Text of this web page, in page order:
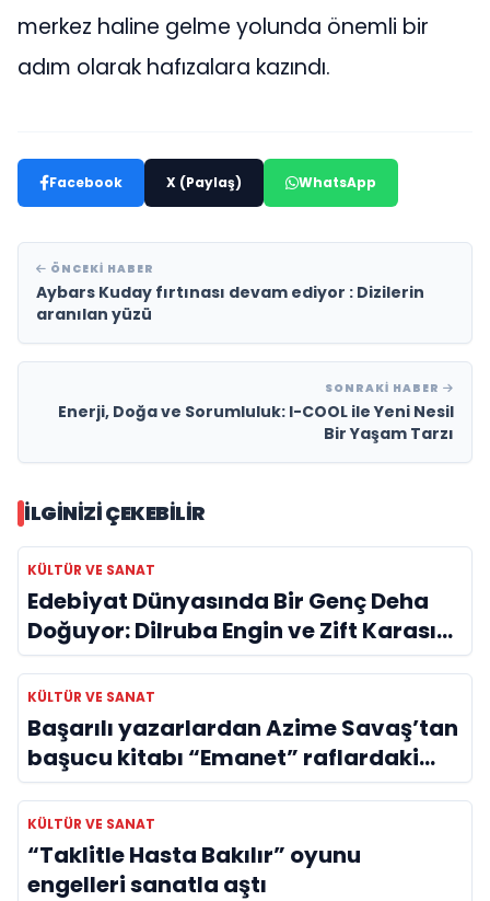
merkez haline gelme yolunda önemli bir
adım olarak hafızalara kazındı.
Facebook X (Paylaş) WhatsApp
ÖNCEKI HABER
Aybars Kuday fırtınası devam ediyor : Dizilerin
aranılan yüzü
SONRAKI HABER
Enerji, Doğa ve Sorumluluk: I-COOL ile Yeni Nesil
Bir Yaşam Tarzı
İLGINIZI ÇEKEBILIR
KÜLTÜR VE SANAT
Edebiyat Dünyasında Bir Genç Deha
Doğuyor: Dilruba Engin ve Zift Karası
Evreni ‘AVENOİR’
KÜLTÜR VE SANAT
Başarılı yazarlardan Azime Savaş’tan
başucu kitabı “Emanet” raflardaki
yerini aldı
KÜLTÜR VE SANAT
“Taklitle Hasta Bakılır” oyunu
engelleri sanatla aştı